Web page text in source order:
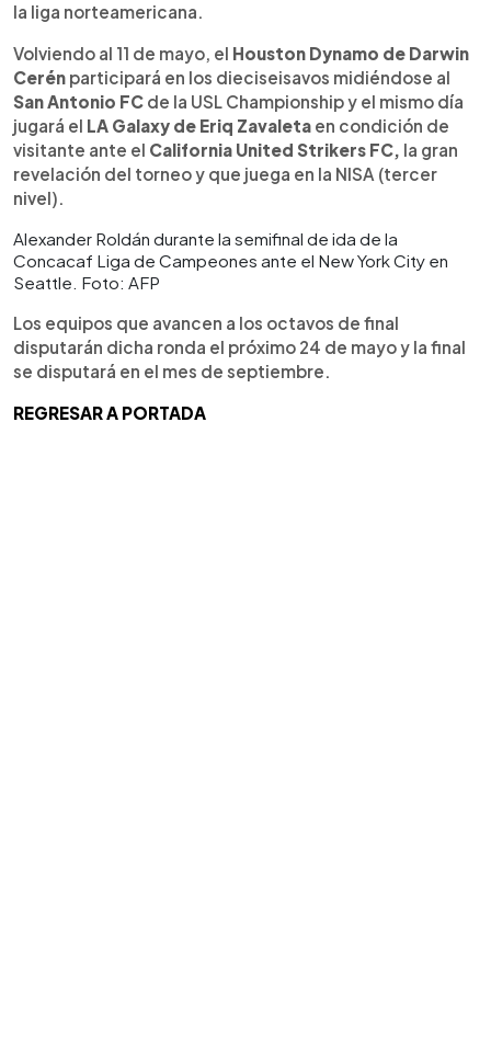
la liga norteamericana.
Volviendo al 11 de mayo, el Houston Dynamo de Darwin
Cerén participará en los dieciseisavos midiéndose al
San Antonio FC de la USL Championship y el mismo día
jugará el LA Galaxy de Eriq Zavaleta en condición de
visitante ante el California United Strikers FC, la gran
revelación del torneo y que juega en la NISA (tercer
nivel).
Alexander Roldán durante la semifinal de ida de la
Concacaf Liga de Campeones ante el New York City en
Seattle. Foto: AFP
Los equipos que avancen a los octavos de final
disputarán dicha ronda el próximo 24 de mayo y la final
se disputará en el mes de septiembre.
REGRESAR A PORTADA